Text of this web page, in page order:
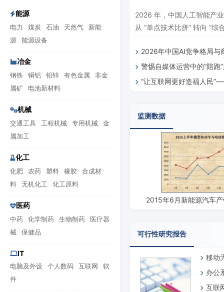
能源
电力 煤炭 石油 天然气
新能
源
能源设备
冶金
钢铁 铜铝 铅锌 有色金属
非金
属矿
电池新材料
机械
交通工具 工程机械 专用机械
金
属加工
化工
化肥 农药 塑料 橡胶
合成材
料
无机化工 化工原料
医药
中药 化学制药 生物制药
医疗器
械
保健品
IT
电脑及外设 个人数码 互联网
软
件
2026 年，中国人工智能产
从 “单点技术比拼” 转向 “综
2026年中国AI竞争格局与
析：梯队重构、价值兑现、
警惕自媒体运营中的“陪跑
“让互联网更好造福人民
监测数据
2015年6月新能源汽车
可行性研究报告
移动
办公
互联